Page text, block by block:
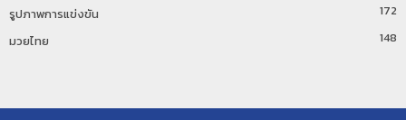
รูปภาพการแข่งขัน
172
มวยไทย
148